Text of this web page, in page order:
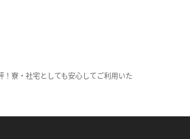
寮・社宅としても安心してご利用いた